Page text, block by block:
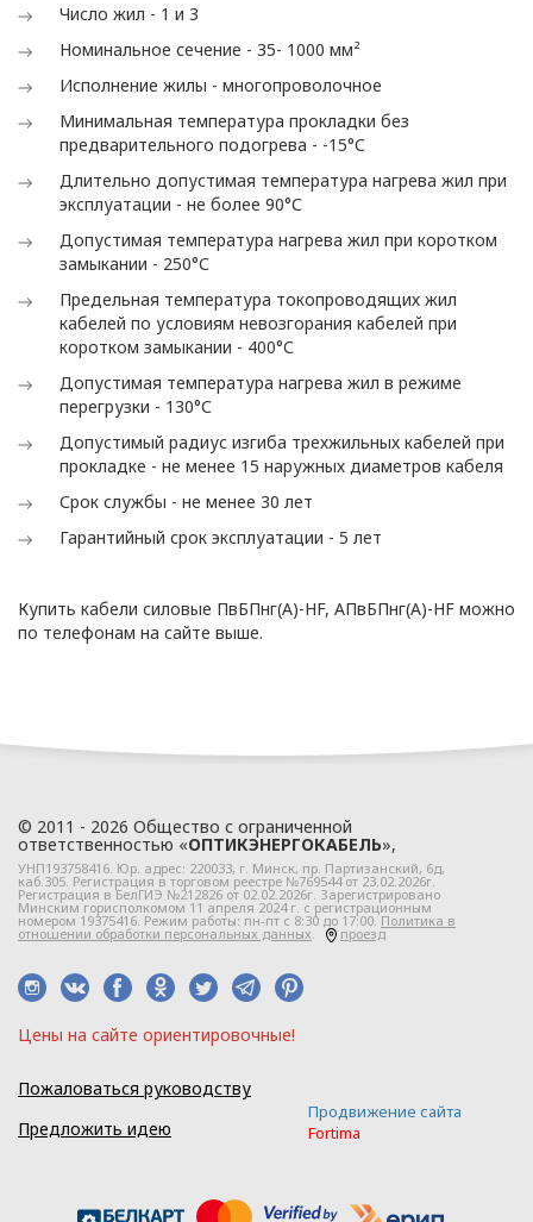
Число жил - 1 и 3
Номинальное сечение - 35- 1000 мм²
Исполнение жилы - многопроволочное
Минимальная температура прокладки без
предварительного подогрева - -15°С
Длительно допустимая температура нагрева жил при
эксплуатации - не более 90°С
Допустимая температура нагрева жил при коротком
замыкании - 250°С
Предельная температура токопроводящих жил
кабелей по условиям невозгорания кабелей при
коротком замыкании - 400°С
Допустимая температура нагрева жил в режиме
перегрузки - 130°С
Допустимый радиус изгиба трехжильных кабелей при
прокладке - не менее 15 наружных диаметров кабеля
Срок службы - не менее 30 лет
Гарантийный срок эксплуатации - 5 лет
Купить кабели силовые ПвБПнг(А)-HF, АПвБПнг(А)-HF можно
по телефонам на сайте выше.
© 2011 - 2026 Общество с ограниченной
ответственностью «ОПТИКЭНЕРГОКАБЕЛЬ»,
УНП193758416. Юр. адрес: 220033, г. Минск, пр. Партизанский, 6д,
каб.305. Регистрация в торговом реестре №769544 от 23.02.2026г.
Регистрация в БелГИЭ №212826 от 02.02.2026г. Зарегистрировано
Минским горисполкомом 11 апреля 2024 г. с регистрационным
номером 19375416. Режим работы: пн-пт с 8:30 до 17:00.Политика в
отношении обработки персональных данных . проезд
Цeны нa caйтe opиeнтиpoвoчные!
Пожаловаться руководству
Предложить идею
Продвижение сайта
Fortima
условия обработки
персональных данных,
требования к защите
персональных данных,
которые обрабатываются
в
ООО «ОПТИКЭНЕРГОКАБЕЛЬ».
1.2. Политика в
отношении персональных
данных разработана с
учетом требований
законодательства
Республики Беларусь,
регулирующего
область защиты
персональных данных.
1.3. Локальные правовые
акты по вопросам
данных разрабатываются
Правовое
регулирование
отношений
в сфере
обработки
данных
«ОПТИКЭНЕРГОКАБЕЛЬ» в